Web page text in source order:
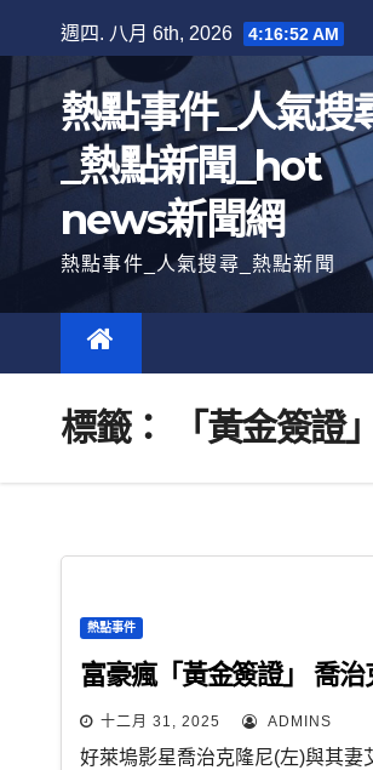
至
內
週四. 八月 6th, 2026 4:16:53 AM
熱點事件_人氣搜
_熱點新聞_hot
news新聞網
熱點事件_人氣搜尋_熱點新聞
標籤： 「黃金簽證」
熱點事件
富豪瘋「黃金簽證」 喬
十二月 31, 2025 ADMINS
好萊塢影星喬治克隆尼(左)與其